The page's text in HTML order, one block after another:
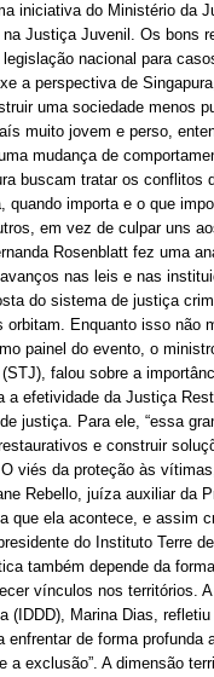
iniciativa do Ministério da
Justiça Juvenil. Os bons
nacional para
a perspectiva de
uma sociedade menos
muito jovem e perso,
mudança de
buscam tratar os conflitos
importa e o que
em vez de culpar uns
Rosenblatt fez uma
nas leis e nas
do sistema de justiça
Enquanto isso não
painel do evento, o
falou sobre a
efetividade da Justiça
justiça. Para ele, “essa
e construir
viés da proteção às
Rebello, juíza auxiliar da
que ela acontece, e assim
do Instituto Terre
também depende da
vínculos nos territórios.
(IDDD), Marina Dias,
de forma profunda
a exclusão”. A dimensão